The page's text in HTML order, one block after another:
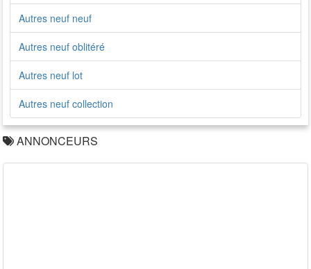
Autres neuf neuf
Autres neuf oblitéré
Autres neuf lot
Autres neuf collection
ANNONCEURS